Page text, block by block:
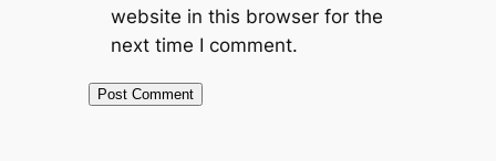
website in this browser for the
next time I comment.